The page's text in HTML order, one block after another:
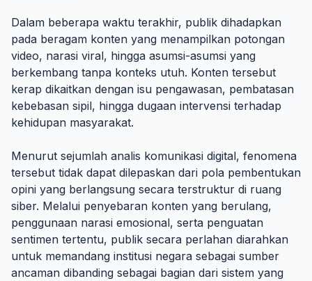
Dalam beberapa waktu terakhir, publik dihadapkan
pada beragam konten yang menampilkan potongan
video, narasi viral, hingga asumsi-asumsi yang
berkembang tanpa konteks utuh. Konten tersebut
kerap dikaitkan dengan isu pengawasan, pembatasan
kebebasan sipil, hingga dugaan intervensi terhadap
kehidupan masyarakat.
Menurut sejumlah analis komunikasi digital, fenomena
tersebut tidak dapat dilepaskan dari pola pembentukan
opini yang berlangsung secara terstruktur di ruang
siber. Melalui penyebaran konten yang berulang,
penggunaan narasi emosional, serta penguatan
sentimen tertentu, publik secara perlahan diarahkan
untuk memandang institusi negara sebagai sumber
ancaman dibanding sebagai bagian dari sistem yang